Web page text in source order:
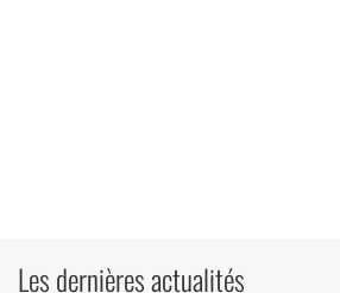
Les dernières actualités